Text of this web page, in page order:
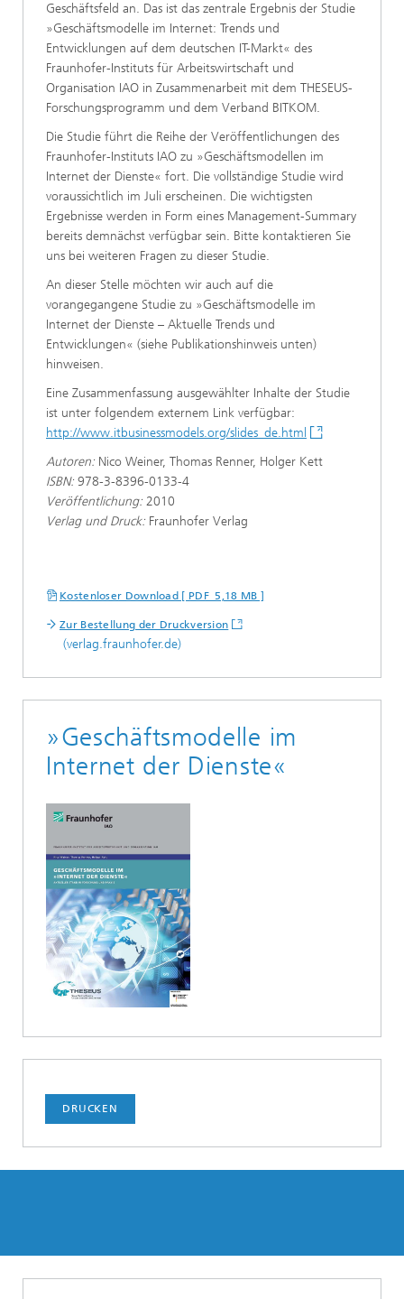
Geschäftsfeld an. Das ist das zentrale Ergebnis der Studie
»Geschäftsmodelle im Internet: Trends und
Entwicklungen auf dem deutschen IT-Markt« des
Fraunhofer-Instituts für Arbeitswirtschaft und
Organisation IAO in Zusammenarbeit mit dem THESEUS-
Forschungsprogramm und dem Verband BITKOM.
Die Studie führt die Reihe der Veröffentlichungen des
Fraunhofer-Instituts IAO zu »Geschäftsmodellen im
Internet der Dienste« fort. Die vollständige Studie wird
voraussichtlich im Juli erscheinen. Die wichtigsten
Ergebnisse werden in Form eines Management-Summary
bereits demnächst verfügbar sein. Bitte kontaktieren Sie
uns bei weiteren Fragen zu dieser Studie.
An dieser Stelle möchten wir auch auf die
vorangegangene Studie zu »Geschäftsmodelle im
Internet der Dienste – Aktuelle Trends und
Entwicklungen« (siehe Publikationshinweis unten)
hinweisen.
Eine Zusammenfassung ausgewählter Inhalte der Studie
ist unter folgendem externem Link verfügbar:
http://www.itbusinessmodels.org/slides_de.html
Autoren: Nico Weiner, Thomas Renner, Holger Kett
ISBN: 978-3-8396-0133-4
Veröffentlichung: 2010
Verlag und Druck: Fraunhofer Verlag
Kostenloser Download [ PDF 5,18 MB ]
Zur Bestellung der Druckversion
(verlag.fraunhofer.de)
»Geschäftsmodelle im
Internet der Dienste«
DRUCKEN